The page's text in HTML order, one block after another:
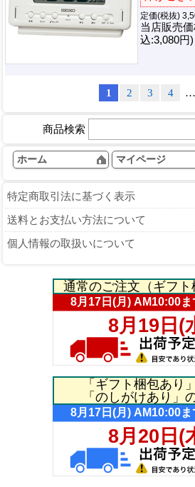
定価(税抜)
当店販売
込:3,080円)
1 2 3 4 …
商品検索
ホーム マイページ
特定商取引法に基づく表示
送料とお支払い方法について
個人情報の取扱いについて
通常のご注文（ギフト
「ギフト梱包あり
「のしがけあり」